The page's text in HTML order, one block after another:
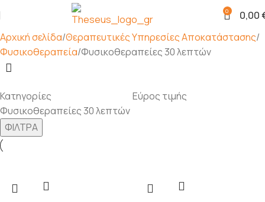
0 0,00
Αρχική σελίδα Θεραπευτικές Υπηρεσίες Αποκατάστασης
Φυσικοθεραπεία Φυσικοθεραπείες 30 λεπτών
Κατηγορίες
Φυσικοθεραπείες 30 λεπτών
Εύρος τιμής
ΦΙΛΤΡΑ